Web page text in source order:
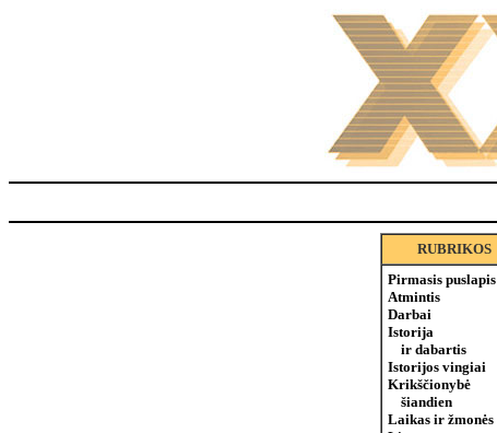
RUBRIKOS
Pirmasis puslapis
Atmintis
Darbai
Istorija
ir dabartis
Istorijos vingiai
Krikščionybė
šiandien
Laikas ir žmonės